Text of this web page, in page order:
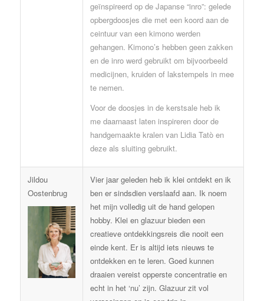
geïnspireerd op de Japanse “inro”: gelede
opbergdoosjes die met een koord aan de
ceintuur van een kimono werden
gehangen. Kimono’s hebben geen zakken
en de inro werd gebruikt om bijvoorbeeld
medicijnen, kruiden of lakstempels in mee
te nemen.
Voor de doosjes in de kerstsale heb ik
me daarnaast laten inspireren door de
handgemaakte kralen van Lidia Tatò en
deze als sluiting gebruikt.
Jildou
Oostenbrug
Vier jaar geleden heb ik klei ontdekt en ik
ben er sindsdien verslaafd aan. Ik noem
het mijn volledig uit de hand gelopen
hobby. Klei en glazuur bieden een
creatieve ontdekkingsreis die nooit een
einde kent. Er is altijd iets nieuws te
ontdekken en te leren. Goed kunnen
draaien vereist opperste concentratie en
echt in het ‘nu’ zijn. Glazuur zit vol